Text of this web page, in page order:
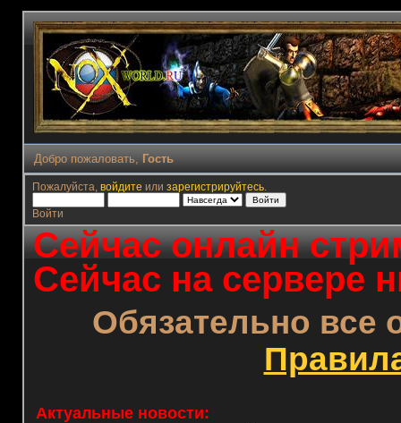
Добро пожаловать, Гость
Пожалуйста, войдите или зарегистрируйтесь.
Войти
Сейчас онлайн
Сейчас на сервере
Обязательно все
Актуальные новости: